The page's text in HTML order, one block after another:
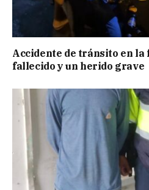
Accidente de tránsito en la
fallecido y un herido grave